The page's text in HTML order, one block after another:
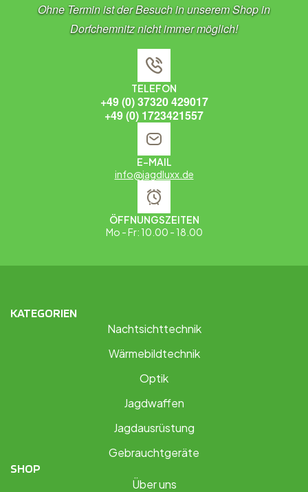
Ohne Termin ist der Besuch in unserem Shop in
Dorfchemnitz nicht immer möglich!
TELEFON
+49 (0) 37320 429017
+49 (0) 1723421557
E-MAIL
info@jagdluxx.de
ÖFFNUNGSZEITEN
Mo - Fr: 10.00 - 18.00
KATEGORIEN
Nachtsichttechnik
Wärmebildtechnik
Optik
Jagdwaffen
Jagdausrüstung
Gebrauchtgeräte
SHOP
Über uns